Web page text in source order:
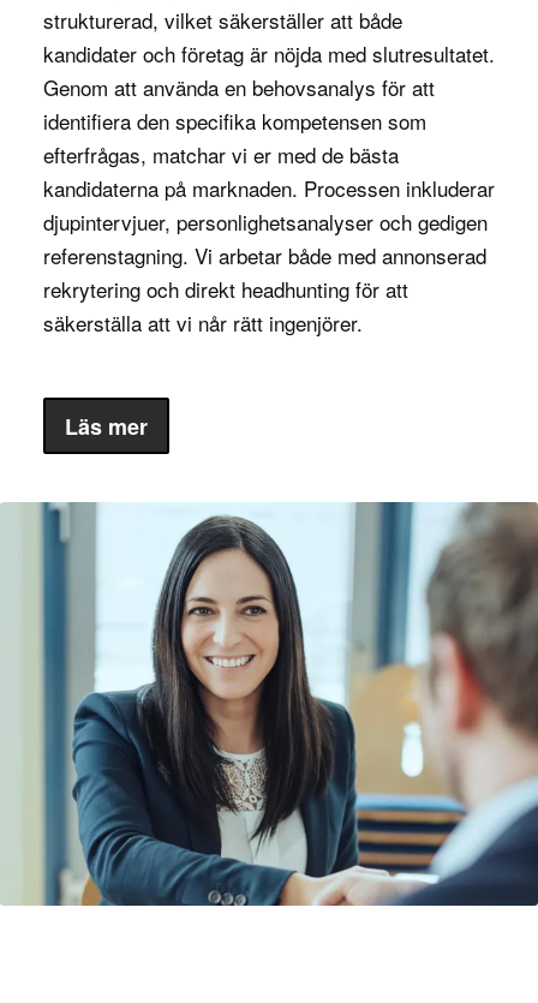
företaget, där alla medarbetare är engagerade i att
förbättra processer och upprätthålla höga
standarder. Detta bidrar till att företaget ständigt
förbättrar sin prestanda och förblir
konkurrenskraftigt i en dynamisk marknad.
Vilka kvalifikationer och egenskaper
behövs?
En kvalitetschef behöver ha en stark teknisk
bakgrund, ofta med en examen inom teknik,
arbeta med kvalitetscertifieringar som ISO 9001,
och att leda kvalitetsrevisioner, är vanligtvis
som Six Sigma eller Lean, är ofta en fördel för att
kunna leda förbättringsprojekt på ett effektivt sätt.
Problemlösningsförmåga är en nyckelkompetens
för en kvalitetschef, eftersom de ofta måste
identifiera rotorsaker till kvalitetsproblem och
snabbt implementera åtgärder för att lösa dem. De
måste ha ett analytiskt tänkesätt och en förmåga
att förstå komplexa processer och tekniska
system för att kunna förbättra
kvalitetskontrollerna.
Kommunikationsförmåga är också viktigt,
eftersom kvalitetschefen måste samarbeta med
strukturerad, vilket säkerställer att både
kandidater och företag är nöjda med slutresultatet.
Genom att använda en behovsanalys för att
identifiera den specifika kompetensen som
efterfrågas, matchar vi er med de bästa
kandidaterna på marknaden. Processen inkluderar
djupintervjuer, personlighetsanalyser och gedigen
referenstagning. Vi arbetar både med annonserad
rekrytering och direkt headhunting för att
säkerställa att vi når rätt ingenjörer.
Läs mer